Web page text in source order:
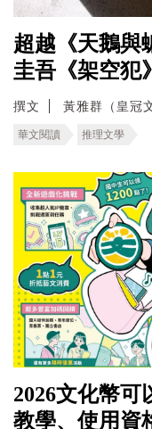
超越《天鵝與
圭吾《架空犯
撰文 黃雅群（皇冠
華文閱讀 推理文學
2026文化幣可
教學、使用資